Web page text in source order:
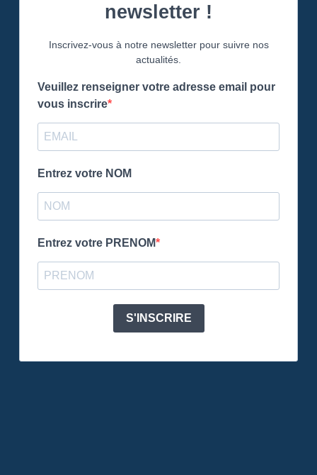
newsletter !
Inscrivez-vous à notre newsletter pour suivre nos
actualités.
Veuillez renseigner votre adresse email pour
vous inscrire
Entrez votre NOM
Entrez votre PRENOM
S'INSCRIRE